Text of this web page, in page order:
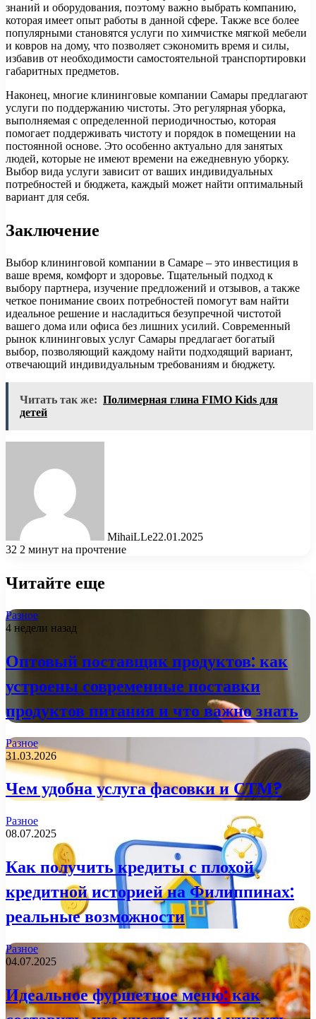
знаний и оборудования, поэтому важно выбрать компанию,
которая имеет опыт работы в данной сфере. Также все более
популярными становятся услуги по химчистке мягкой мебели
и ковров на дому, что позволяет сэкономить время и силы,
избавив от необходимости самостоятельной транспортировки
габаритных предметов.
Наконец, многие клининговые компании Самары предлагают
услуги по поддержанию чистоты. Это регулярная уборка,
выполняемая с определенной периодичностью, которая
помогает поддерживать чистоту и порядок в помещении на
постоянной основе. Это особенно актуально для занятых
людей, которые не имеют времени на ежедневную уборку.
Выбор вида услуги зависит от ваших индивидуальных
потребностей и бюджета, каждый может найти оптимальный
вариант для себя.
Заключение
Выбор клининговой компании в Самаре – это инвестиция в
ваше время, комфорт и здоровье. Тщательный подход к
выбору партнера, изучение предложений и отзывов, а также
четкое понимание своих потребностей помогут вам найти
идеальное решение и насладиться безупречной чистотой
вашего дома или офиса без лишних усилий. Современный
рынок клининговых услуг Самары предлагает богатый
выбор, позволяющий каждому найти подходящий вариант,
отвечающий индивидуальным требованиям и бюджету.
Читать так же: Полимерная глина FIMO Kids для
детей
MihaiLLe22.01.2025
32 2 минут на прочтение
Читайте еще
Разное
4 недели назад
Оптовый поставщик продуктов: как
устроены современные поставки
продуктов питания и что важно знать
Разное
31.03.2026
Чем удобна услуга фасовки и СТМ?
Разное
08.07.2025
Как получить кредиты с плохой
кредитной историей на Филиппинах:
реальные возможности
Разное
04.07.2025
Идеальное фуршетное меню: как